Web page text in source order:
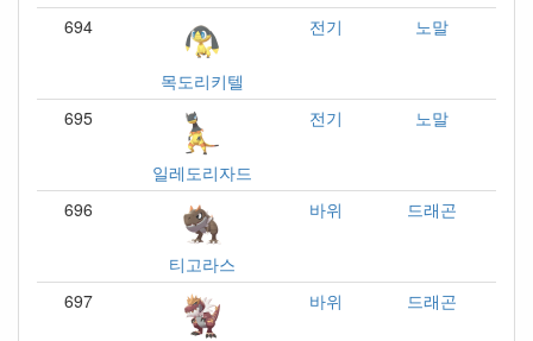
694
목도리키텔
전기 노말
695
일레도리자드
전기 노말
696
티고라스
바위 드래곤
697 바위 드래곤